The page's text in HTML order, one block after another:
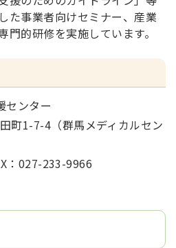
た事業者向けセミナー、産業
門的研修を実施しています。
センター
町1-7-4（群馬メディカルセン
：027-233-9966